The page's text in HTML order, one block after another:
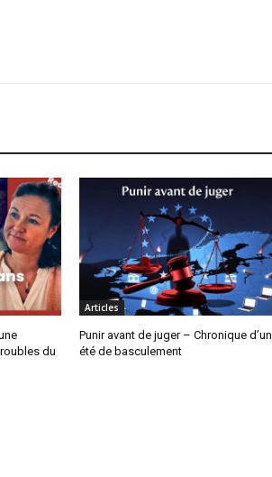
du
Articles
Punir avant de juger – Chronique d’un
été de basculement